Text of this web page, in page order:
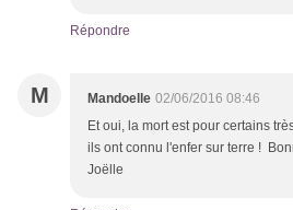
Répondre
M Mandoelle 02/06/2016 08:46
Et oui, la mort est pour certains
ils ont connu l'enfer sur terre !
Joëlle